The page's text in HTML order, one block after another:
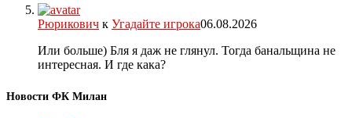
Рюрикович к Угадайте игрока06.08.2026
Или больше) Бля я даж не глянул. Тогда банальщина не
интересная. И где кака?
Новости ФК Милан